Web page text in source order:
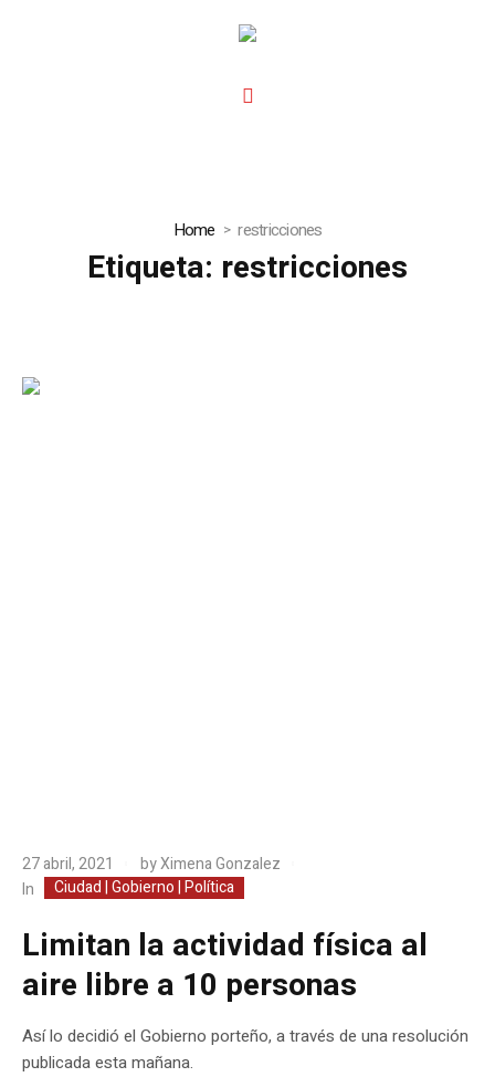
Home restricciones
Etiqueta: restricciones
27 abril, 2021 byXimena Gonzalez
In
Ciudad | Gobierno | Política
Limitan la actividad física al
aire libre a 10 personas
Así lo decidió el Gobierno porteño, a través de una resolución
publicada esta mañana.